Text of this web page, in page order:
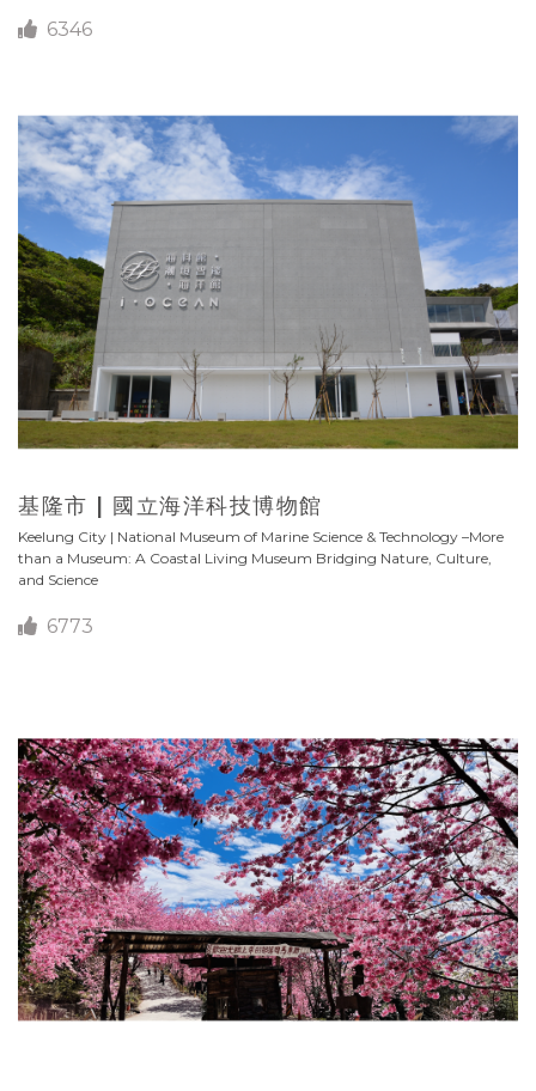
6346
基隆市 | 國立海洋科技博物館
Keelung City | National Museum of Marine Science & Technology –More
than a Museum: A Coastal Living Museum Bridging Nature, Culture,
and Science
6773